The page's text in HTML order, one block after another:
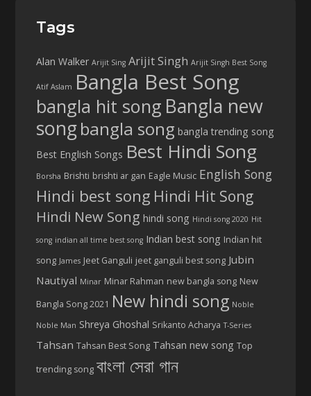
Tags
Alan Walker Arijit Sing Arijit Singh Arijit Singh Best Song
Atif Aslam Bangla Best Song
bangla hit song Bangla new
songbangla song bangla trending song
Best English Songs Best Hindi Song
Borsha Brishti brishti ar gan Eagle Music English Song
Hindi best song Hindi Hit Song
Hindi New Song hindi song Hindi song 2020 Hit
song indian all time best song Indian best song Indian hit
song James Jeet Ganguli jeet ganguli best song Jubin
Nautiyal Minar Minar Rahman new bangla song New
Bangla Song 2021 New hindi song Noble
Noble Man Shreya Ghoshal Srikanto Acharya T-Series
Tahsan Tahsan Best Song Tahsan new song Top
trending song বাংলা সেরা গান